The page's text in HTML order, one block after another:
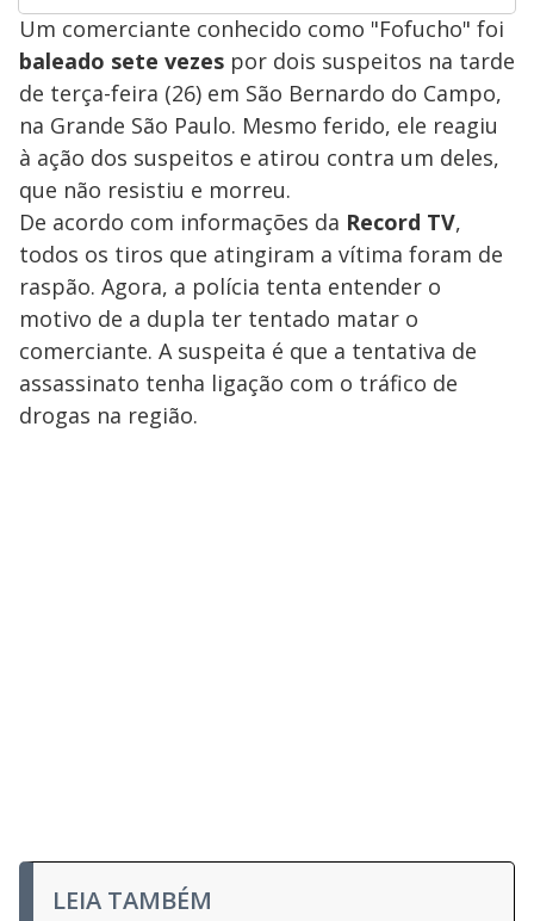
Um comerciante conhecido como "Fofucho" foi
baleado sete vezes por dois suspeitos na tarde
de terça-feira (26) em São Bernardo do Campo,
na Grande São Paulo. Mesmo ferido, ele reagiu
à ação dos suspeitos e atirou contra um deles,
que não resistiu e morreu.
De acordo com informações da Record TV,
todos os tiros que atingiram a vítima foram de
raspão. Agora, a polícia tenta entender o
motivo de a dupla ter tentado matar o
comerciante. A suspeita é que a tentativa de
assassinato tenha ligação com o tráfico de
drogas na região.
LEIA TAMBÉM